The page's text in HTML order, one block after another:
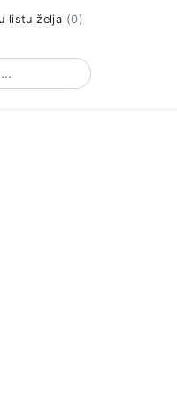
listu želja (0)